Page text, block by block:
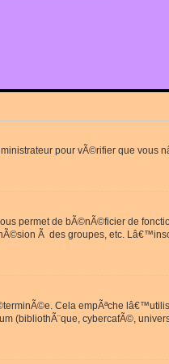
pour vÃ©rifier que vous
permet de bÃ©nÃ©ficier de
Ã des groupes, etc.
Cela empÃªche
(bibliothÃ¨que, cybercafÃ©,